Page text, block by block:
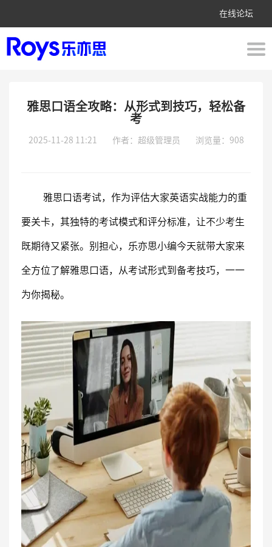
在线论坛
雅思口语全攻略：从形式到技巧，轻松备
考
2025-11-28 11:21 作者：超级管理员 浏览量：908
雅思口语考试，作为评估大家英语实战能力的重
要关卡，其独特的考试模式和评分标准，让不少考生
既期待又紧张。别担心，乐亦思小编今天就带大家来
全方位了解雅思口语，从考试形式到备考技巧，一一
为你揭秘。